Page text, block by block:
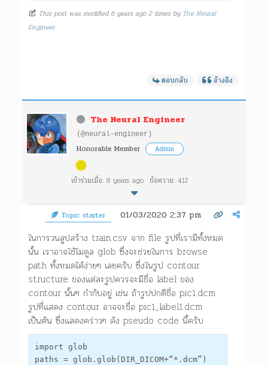
This post was modified 6 years ago 2 times by The Neural
Engineer
ตอบกลับ อ้างอิง
The Neural Engineer
(@neural-engineer)
Honorable Member Admin
เข้าร่วมเมื่อ: 8 years ago ข้อความ: 412
Topic starter 01/03/2020 2:37 pm
ในการวนลูปสร้าง train.csv จาก file รูปที่เรามีทั้งหมด
นั้น เราอาจใช้โมดูล glob ซึ่งจะช่วยในการ browse
path ทั้งหมดได้ง่ายๆ เลยครับ ซึ่งในรูป contour
structure ของแต่ละรูปควรจะมีชื่อ label ของ
contour นั้นๆ กำกับอยู่ เช่น ถ้ารูปปกติชื่อ pic1.dcm
รูปที่แสดง contour อาจจะชื่อ pic1_label1.dcm
เป็นต้น ซึ่งแสดงคร่าวๆ ดัง pseudo code นี้ครับ
import glob
paths = glob.glob(DIR_DICOM+“*.dcm”)